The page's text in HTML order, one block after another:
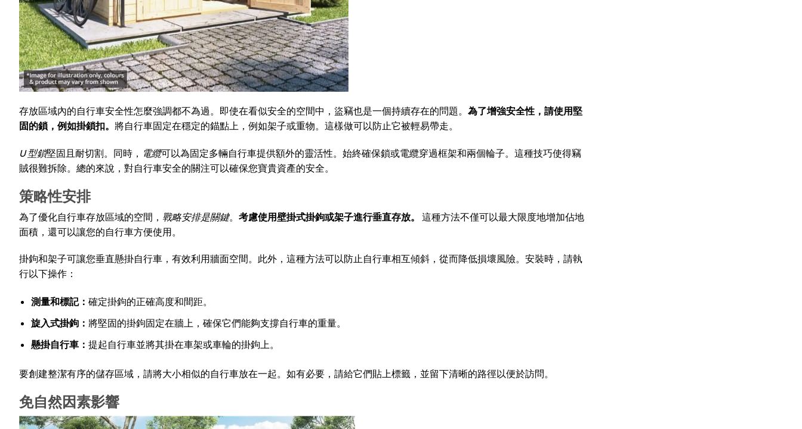
存放區域內的自行車安全性怎麼強調都不為過。即使在看似安全的空間中，盜竊也是一個持續存在的問題。 為了增強安全性，請使用堅
固的鎖，例如掛鎖扣。 將自行車固定在穩定的錨點上，例如架子或重物。這樣做可以防止它被輕易帶走。
U 型鎖堅固且耐切割。同時， 電纜可以為固定多輛自行車提供額外的靈活性。始終確保鎖或電纜穿過框架和兩個輪子。這種技巧使得竊
賊很難拆除。總的來說，對自行車安全的關注可以確保您寶貴資產的安全。
策略性安排
為了優化自行車存放區域的空間， 戰略安排是關鍵。 考慮使用壁掛式掛鉤或架子進行垂直存放。
這種方法不僅可以最大限度地增加佔地
面積，還可以讓您的自行車方便使用。
掛鉤和架子可讓您垂直懸掛自行車，有效利用牆面空間。此外，這種方法可以防止自行車相互傾斜，從而降低損壞風險。安裝時，請執
行以下操作：
測量和標記： 確定掛鉤的正確高度和間距。
旋入式掛鉤： 將堅固的掛鉤固定在牆上，確保它們能夠支撐自行車的重量。
懸掛自行車： 提起自行車並將其掛在車架或車輪的掛鉤上。
要創建整潔有序的儲存區域，請將大小相似的自行車放在一起。如有必要，請給它們貼上標籤，並留下清晰的路徑以便於訪問。
免自然因素影響